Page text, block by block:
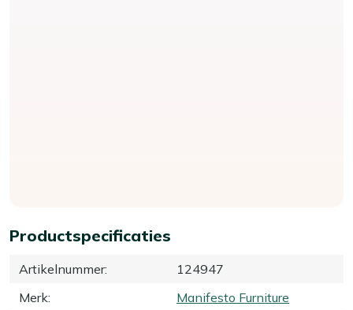
Productspecificaties
Artikelnummer:
124947
Merk:
Manifesto Furniture